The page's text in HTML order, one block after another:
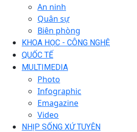
An ninh
Quân sự
Biên phòng
KHOA HỌC - CÔNG NGHỆ
QUỐC TẾ
MULTIMEDIA
Photo
Infographic
Emagazine
Video
NHỊP SỐNG XỨ TUYÊN